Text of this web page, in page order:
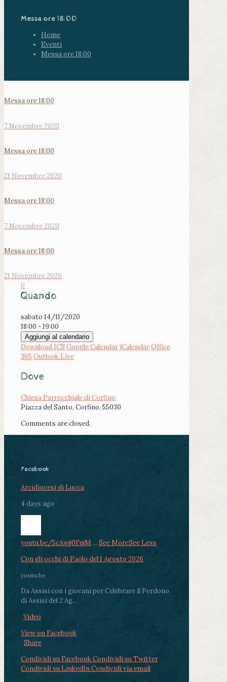
Messa ore 18:00
Home
Eventi
Messa ore 18:00
Messa ore 18:00
7 Novembre 2020
Messa ore 18:00
21 Novembre 2020
Messa ore 18:00
7 Novembre 2020
Messa ore 18:00
21 Novembre 2020
0
Quando
sabato 14/11/2020
18:00 - 19:00
Aggiungi al calendario
Download ICS Google Calendar iCalendarOffice
365 Outlook Live
Dove
Chiesa Parrocchiale di Corfino
Piazza del Santo, Corfino, 55030
Comments are closed.
Facebook
Arcidiocesi di Lucca
4 days ago
youtu.be/5cAwjj0FujM ... See MoreSee Less
Con gli occhi di Paolo del 1 Agosto 2026
youtu.be
Da Assisi con i giovani per Celebrare il Perdono
di Assisi del 2 Ag...
Video
View on Facebook
· Share
Condividi su FacebookCondividi su Twitter
Condividi su LinkedInCondividi via email